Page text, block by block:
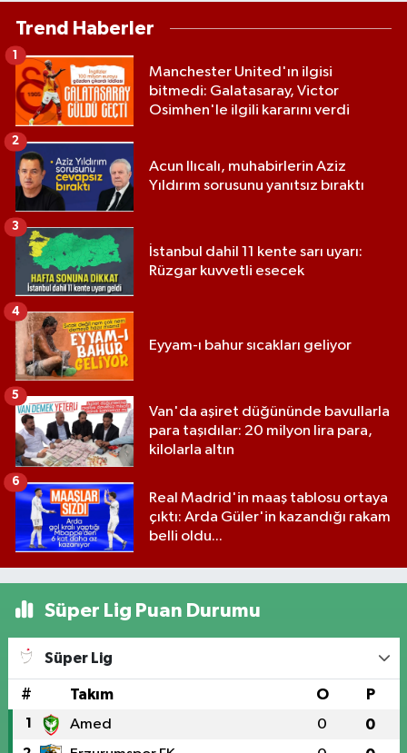
Trend Haberler
Manchester United'ın ilgisi
bitmedi: Galatasaray, Victor
Osimhen'le ilgili kararını verdi
1
Acun Ilıcalı, muhabirlerin Aziz
Yıldırım sorusunu yanıtsız bıraktı
2
İstanbul dahil 11 kente sarı uyarı:
Rüzgar kuvvetli esecek
3
Eyyam-ı bahur sıcakları geliyor
4
Van'da aşiret düğününde bavullarla
para taşıdılar: 20 milyon lira para,
kilolarla altın
5
Real Madrid'in maaş tablosu ortaya
çıktı: Arda Güler'in kazandığı rakam
belli oldu...
6
Süper Lig Puan Durumu
Süper Lig
# Takım O P
1 Amed 0 0